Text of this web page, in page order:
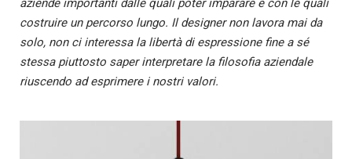
aziende importanti dalle quali poter imparare e con le quali
costruire un percorso lungo. Il designer non lavora mai da
solo, non ci interessa la libertà di espressione fine a sé
stessa piuttosto saper interpretare la filosofia aziendale
riuscendo ad esprimere i nostri valori.